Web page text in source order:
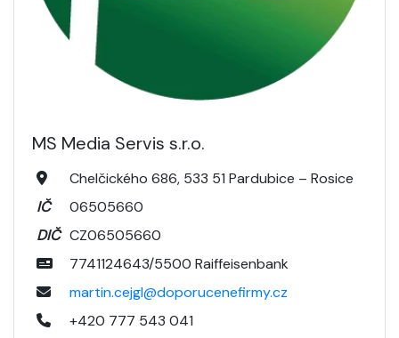
MS Media Servis s.r.o.
Chelčického 686, 533 51 Pardubice – Rosice
IČ
06505660
DIČ CZ06505660
7741124643/5500 Raiffeisenbank
martin.cejgl@doporucenefirmy.cz
+420 777 543 041